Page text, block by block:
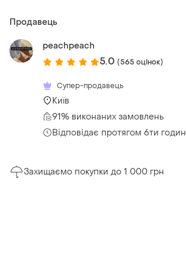
Продавець
peachpeach
5.0 (565 оцінок)
Супер-продавець
Київ
91% виконаних замовлень
Відповідає протягом 6ти годин
Захищаємо покупки до 1 000 грн